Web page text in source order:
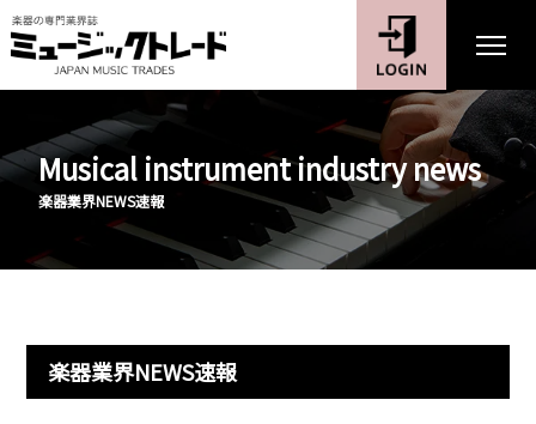
Musical instrument industry news
楽器業界NEWS速報
楽器業界NEWS速報